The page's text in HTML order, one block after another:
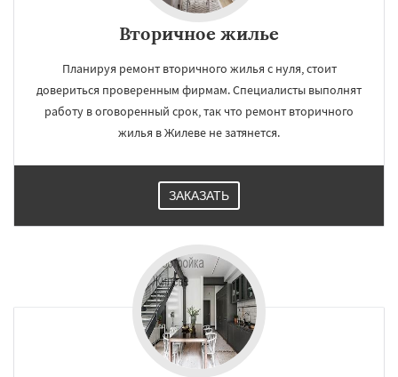
Вторичное жилье
Планируя ремонт вторичного жилья с нуля, стоит
довериться проверенным фирмам. Специалисты выполнят
работу в оговоренный срок, так что ремонт вторичного
жилья в Жилеве не затянется.
ЗАКАЗАТЬ